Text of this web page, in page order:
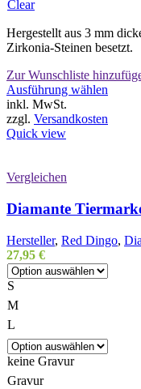
Clear
Hergestellt aus 3 mm
Zirkonia-Steinen besetzt.
Zur Wunschliste
Ausführung wählen
auf
der
gewählt
werden
inkl. MwSt.
zzgl. Versandkosten
Quick view
Vergleichen
Diamante
Hersteller, Red Dingo,
27,95 €
S
M
L
keine Gravur
Gravur